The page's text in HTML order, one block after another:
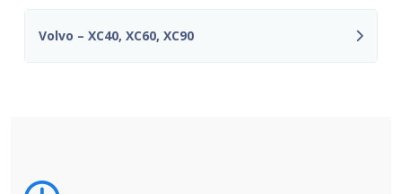
Volvo – XC40, XC60, XC90